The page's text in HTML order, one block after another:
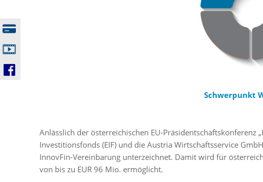
Schwerpunkt
Anlässlich der österreichischen EU-Präsidentschaftskonferenz
Investitionsfonds (EIF) und die Austria Wirtschaftsservice
InnovFin-Vereinbarung unterzeichnet. Damit wird für
von bis zu EUR 96 Mio. ermöglicht.